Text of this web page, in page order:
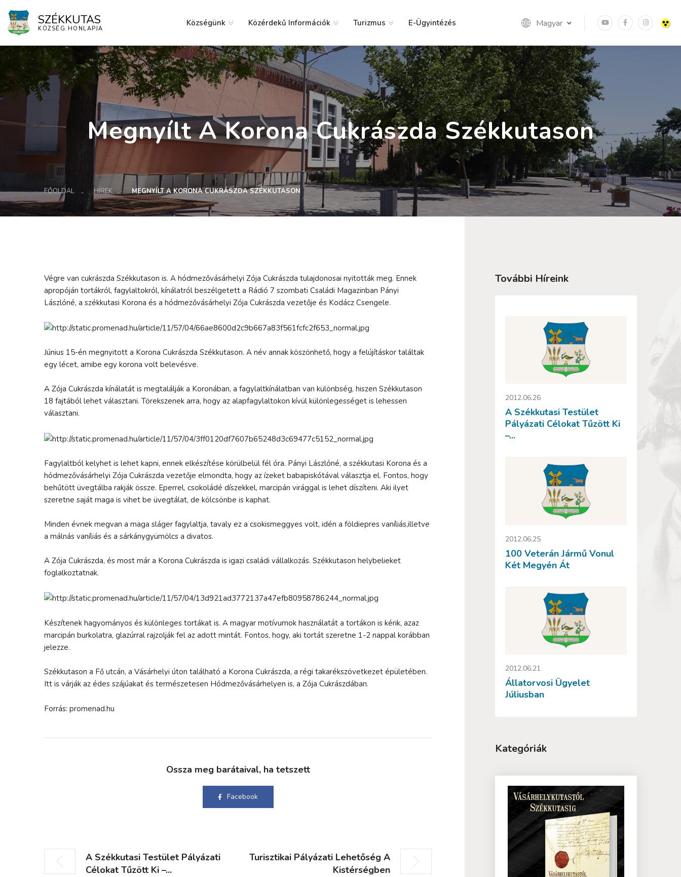
SZÉKKUTAS
KÖZSÉG HONLAPJA Magyar
Községünk Közérdekű Információk Turizmus E-Ügyintézés
Elérhetőség
Megnyílt A Korona Cukrászda Székkutason
FŐOLDAL HÍREK MEGNYÍLT A KORONA CUKRÁSZDA SZÉKKUTASON
Végre van cukrászda Székkutason is. A hódmezővásárhelyi Zója Cukrászda tulajdonosai nyitották meg. Ennek
apropóján tortákról, fagylaltokról, kínálatról beszélgetett a Rádió 7 szombati Családi Magazinban Pányi
Lászlóné, a székkutasi Korona és a hódmezővásárhelyi Zója Cukrászda vezetője és Kodácz Csengele.
Június 15-én megnyitott a Korona Cukrászda Székkutason. A név annak köszönhető, hogy a felújításkor találtak
egy lécet, amibe egy korona volt belevésve.
A Zója Cukrászda kínálatát is megtalálják a Koronában, a fagylaltkínálatban van különbség, hiszen Székkutason
18 fajtából lehet választani. Törekszenek arra, hogy az alapfagylaltokon kívül különlegességet is lehessen
választani.
Fagylaltból kelyhet is lehet kapni, ennek elkészítése körülbelül fél óra. Pányi Lászlóné, a székkutasi Korona és a
hódmezővásárhelyi Zója Cukrászda vezetője elmondta, hogy az ízeket babapiskótával választja el. Fontos, hogy
behűtött üvegtálba rakják össze. Eperrel, csokoládé díszekkel, marcipán virággal is lehet díszíteni. Aki ilyet
szeretne saját maga is vihet be üvegtálat, de kölcsönbe is kaphat.
Minden évnek megvan a maga sláger fagylaltja, tavaly ez a csokismeggyes volt, idén a földiepres vaníliás,illetve
a málnás vaníliás és a sárkánygyümölcs a divatos.
A Zója Cukrászda, és most már a Korona Cukrászda is igazi családi vállalkozás. Székkutason helybelieket
foglalkoztatnak.
Készítenek hagyományos és különleges tortákat is. A magyar motívumok használatát a tortákon is kérik, azaz
marcipán burkolatra, glazúrral rajzolják fel az adott mintát. Fontos, hogy, aki tortát szeretne 1-2 nappal korábban
jelezze.
Székkutason a Fő utcán, a Vásárhelyi úton található a Korona Cukrászda, a régi takarékszövetkezet épületében.
Itt is várják az édes szájúakat és természetesen Hódmezővásárhelyen is, a Zója Cukrászdában.
Forrás: promenad.hu
Ossza meg barátaival, ha tetszett
Facebook
A Székkutasi Testület Pályázati
Célokat Tűzött Ki –...
Turisztikai Pályázati Lehetőség A
Kistérségben
További Híreink
2012.06.26
A Székkutasi Testület
Pályázati Célokat Tűzött Ki
–...
2012.06.25
100 Veterán Jármű Vonul
Két Megyén Át
2012.06.21
Állatorvosi Ügyelet
Júliusban
Kategóriák